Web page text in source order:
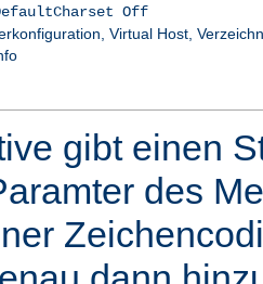
Off
Virtual Host,
gibt einen
des